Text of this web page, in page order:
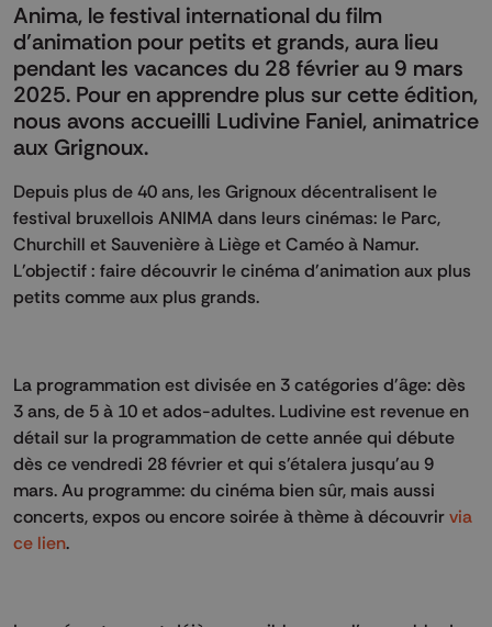
Anima, le festival international du film
d’animation pour petits et grands, aura lieu
pendant les vacances du 28 février au 9 mars
2025. Pour en apprendre plus sur cette édition,
nous avons accueilli Ludivine Faniel, animatrice
aux Grignoux.
Depuis plus de 40 ans, les Grignoux décentralisent le
festival bruxellois ANIMA dans leurs cinémas: le Parc,
Churchill et Sauvenière à Liège et Caméo à Namur.
L'objectif : faire découvrir le cinéma d'animation aux plus
petits comme aux plus grands.
La programmation est divisée en 3 catégories d'âge: dès
3 ans, de 5 à 10 et ados-adultes. Ludivine est revenue en
détail sur la programmation de cette année qui débute
dès ce vendredi 28 février et qui s'étalera jusqu'au 9
mars. Au programme: du cinéma bien sûr, mais aussi
concerts, expos ou encore soirée à thème à découvrir via
ce lien.